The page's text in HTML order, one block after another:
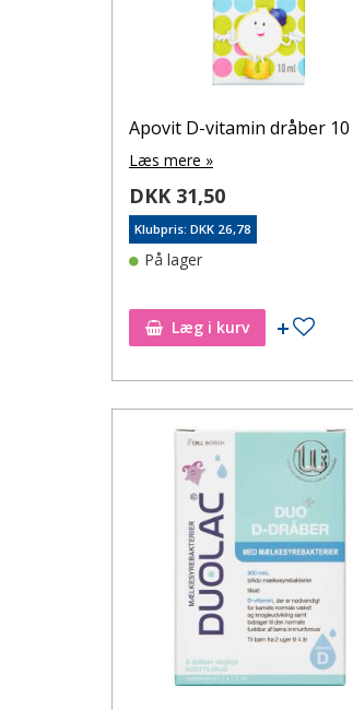
Apovit D-vitamin dråber 10
Læs mere »
DKK 31,50
Klubpris: DKK 26,78
På lager
Læg i kurv Tilføj